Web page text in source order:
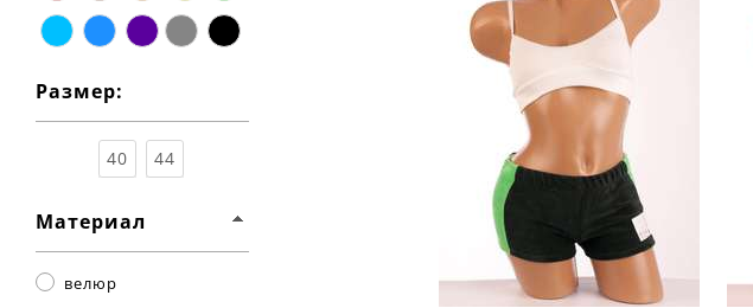
красныйкоричневый
оранжевый
жёлтыйзелёный
Размер:
40 44
Материал
велюр
Характеристики:
материал: велюр
состав ткани:
% полиэстер
осень
спортивный
мини
назначение:
для
тренировок
детали:
на резинке